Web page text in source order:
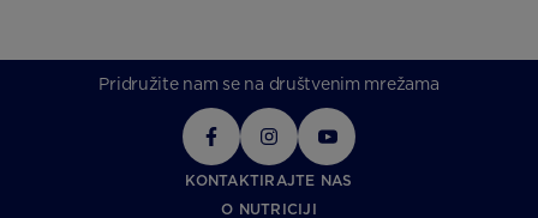
Pridružite nam se na društvenim mrežama
KONTAKTIRAJTE NAS
O NUTRICIJI